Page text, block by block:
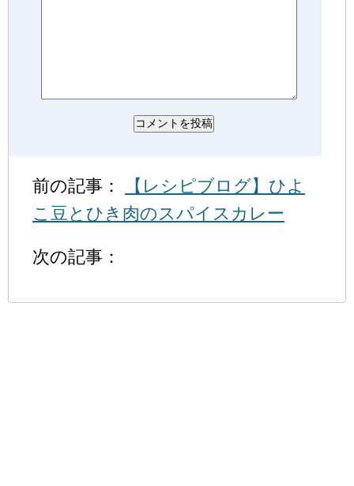
前の記事：
【レシピブログ】ひよ
こ豆とひき肉のスパイスカレー
次の記事：